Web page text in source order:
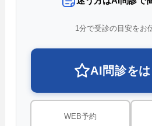
1分で受診の目安をお
AI問診を
WEB予約